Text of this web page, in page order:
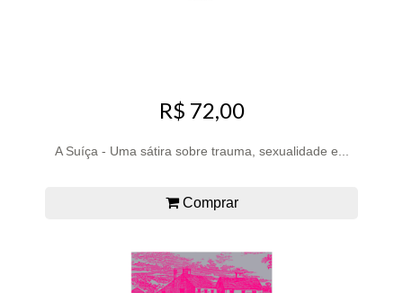
R$ 72,00
A Suíça - Uma sátira sobre trauma, sexualidade e...
Comprar